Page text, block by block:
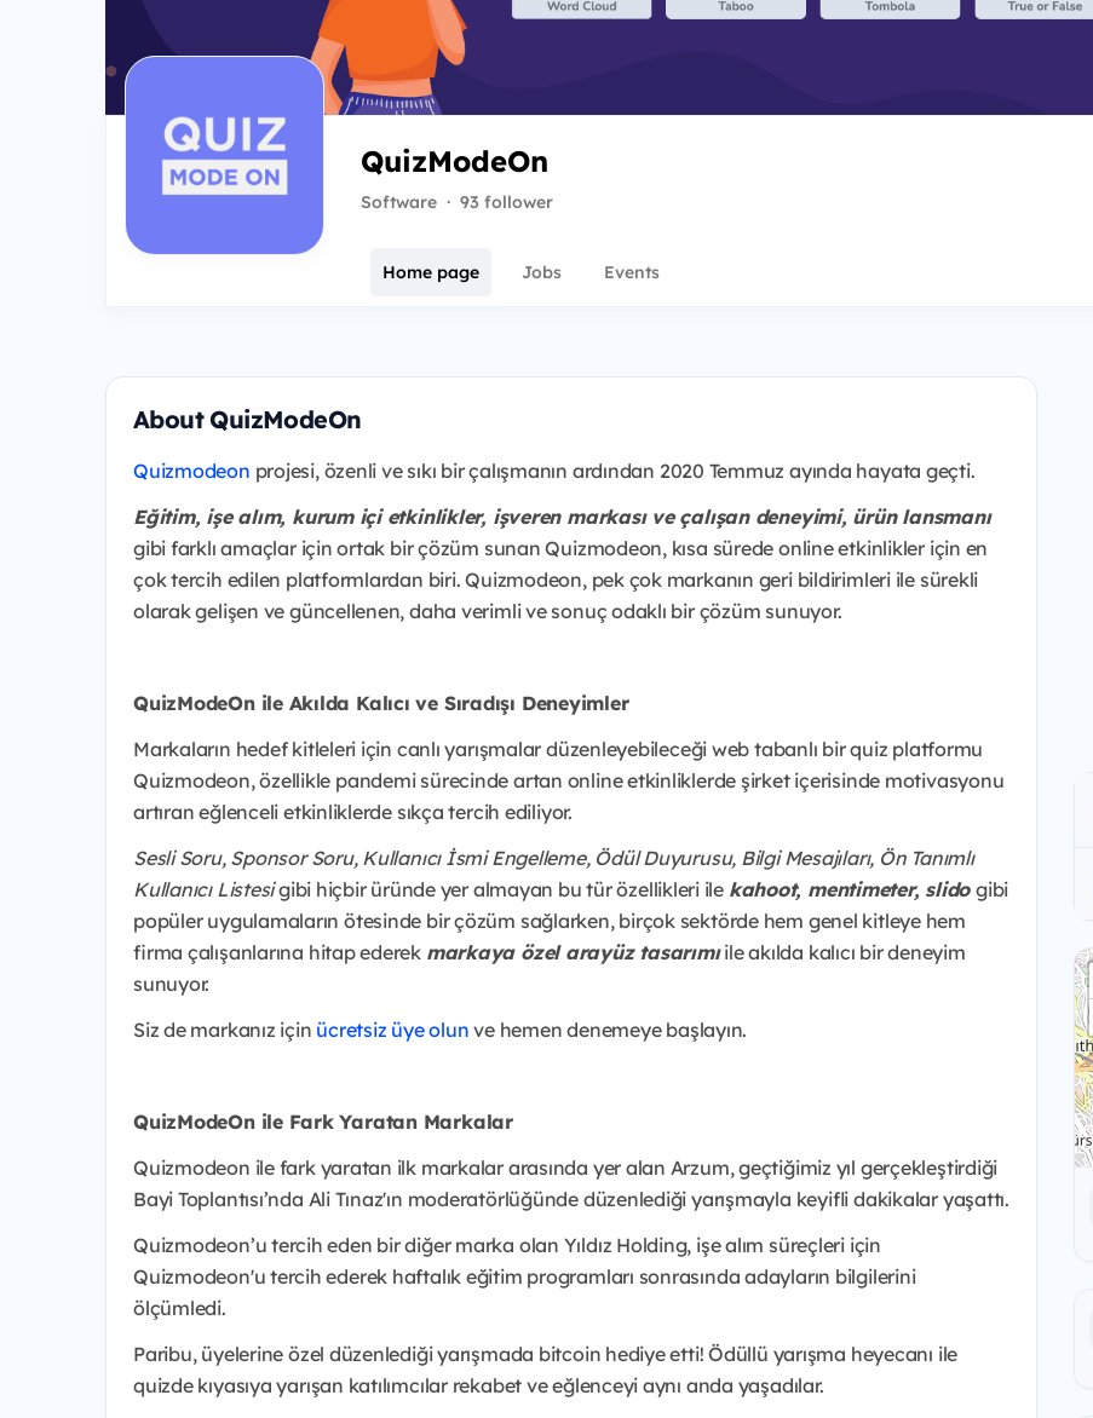
QuizModeOn
Software · 93 follower
Home page Jobs Events
About QuizModeOn
Quizmodeon projesi, özenli ve sıkı bir çalışmanın ardından 2020 Temmuz ayında hayata geçti.
Eğitim, işe alım, kurum içi etkinlikler, işveren markası ve çalışan deneyimi, ürün lansmanı
gibi farklı amaçlar için ortak bir çözüm sunan Quizmodeon, kısa sürede online etkinlikler için en
çok tercih edilen platformlardan biri. Quizmodeon, pek çok markanın geri bildirimleri ile sürekli
olarak gelişen ve güncellenen, daha verimli ve sonuç odaklı bir çözüm sunuyor.
QuizModeOn ile Akılda Kalıcı ve Sıradışı Deneyimler
Markaların hedef kitleleri için canlı yarışmalar düzenleyebileceği web tabanlı bir quiz platformu
Quizmodeon, özellikle pandemi sürecinde artan online etkinliklerde şirket içerisinde motivasyonu
artıran eğlenceli etkinliklerde sıkça tercih ediliyor.
Sesli Soru, Sponsor Soru, Kullanıcı İsmi Engelleme, Ödül Duyurusu, Bilgi Mesajıları, Ön Tanımlı
Kullanıcı Listesigibi hiçbir üründe yer almayan bu tür özellikleri ile kahoot, mentimeter, slido gibi
popüler uygulamaların ötesinde bir çözüm sağlarken, birçok sektörde hem genel kitleye hem
firma çalışanlarına hitap ederek markaya özel arayüz tasarımı ile akılda kalıcı bir deneyim
sunuyor.
Siz de markanız için ücretsiz üye olun ve hemen denemeye başlayın.
QuizModeOn ile Fark Yaratan Markalar
Quizmodeon ile fark yaratan ilk markalar arasında yer alan Arzum, geçtiğimiz yıl gerçekleştirdiği
Bayi Toplantısı’nda Ali Tınaz'ın moderatörlüğünde düzenlediği yarışmayla keyifli dakikalar yaşattı.
Quizmodeon’u tercih eden bir diğer marka olan Yıldız Holding, işe alım süreçleri için
Quizmodeon'u tercih ederek haftalık eğitim programları sonrasında adayların bilgilerini
ölçümledi.
Paribu, üyelerine özel düzenlediği yarışmada bitcoin hediye etti! Ödüllü yarışma heyecanı ile
quizde kıyasıya yarışan katılımcılar rekabet ve eğlenceyi aynı anda yaşadılar.